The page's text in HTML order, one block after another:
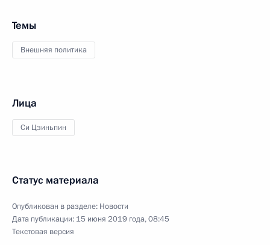
Темы
Внешняя политика
Лица
Си Цзиньпин
Статус материала
Опубликован в разделе: Новости
Дата публикации: 15 июня 2019 года, 08:45
Текстовая версия